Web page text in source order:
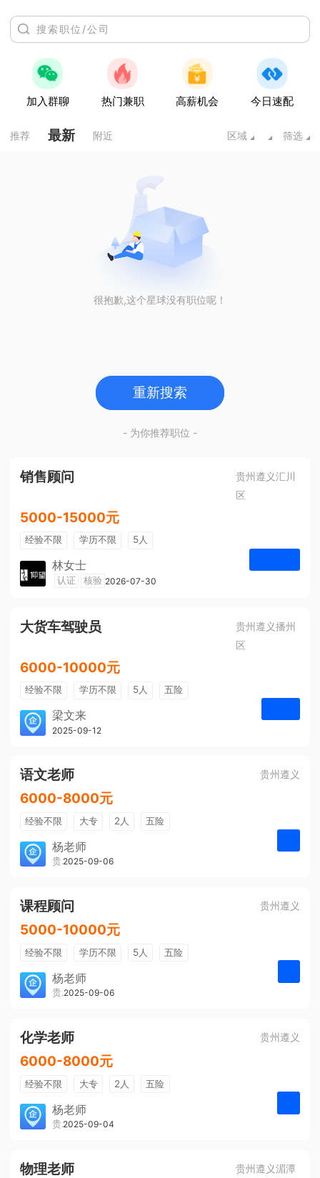
加入群聊 热门兼职 高薪机会 今日速配
推荐 最新 附近 区域 筛选
很抱歉,这个星球没有职位呢！
重新搜索
- 为你推荐职位 -
销售顾问
贵州遵义汇川
区
5000-15000元
经验不限 学历不限 5人
林女士
遵义仰望体验空间
认证 核验 2026-07-30
大货车驾驶员
贵州遵义播州
区
6000-10000元
经验不限 学历不限 5人
五险
免费培训
包住宿
梁文来
贵州璟琦物流有限公司
2025-09-12
语文老师 贵州遵义
6000-8000元
经验不限 大专 2人
五险
带薪年假
年终奖
免费培训
包住宿
杨老师
贵州大美前程文化发展有限公司
2025-09-06
课程顾问 贵州遵义
5000-10000元
经验不限 学历不限 5人
五险
带薪年假
年终奖
免费培训
包住宿
杨老师
贵州大美前程文化发展有限公司
2025-09-06
化学老师 贵州遵义
6000-8000元
经验不限 大专 2人
五险
带薪年假
年终奖
免费培训
包住宿
杨老师
贵州大美前程文化发展有限公司
2025-09-04
物理老师
贵州遵义湄潭